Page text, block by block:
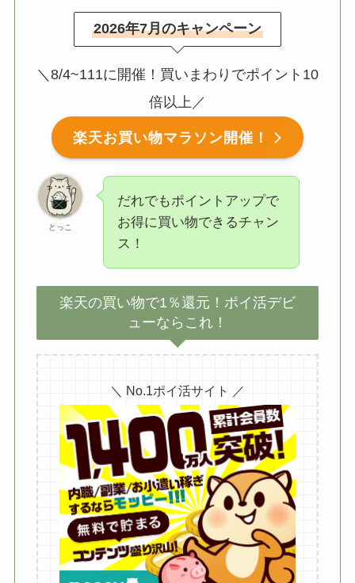
2026年7月のキャンペーン
＼8/4~111に開催！買いまわりでポイント10
倍以上／
楽天お買い物マラソン開催！
とっこ
だれでもポイントアップで
お得に買い物できるチャン
ス！
楽天の買い物で1％還元！ポイ活デビ
ューならこれ！
＼ No.1ポイ活サイト ／